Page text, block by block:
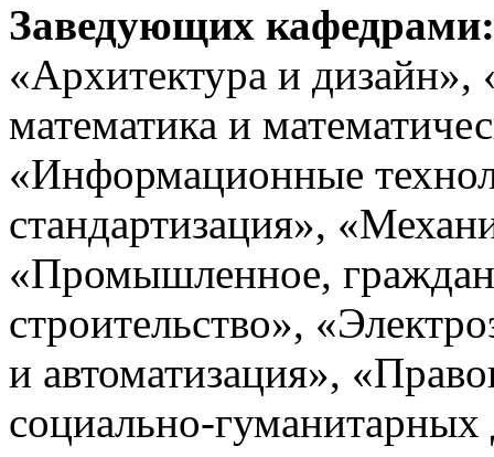
Заведующих кафедрами:
«Архитектура и
математика и
«Информационные
стандартизация»,
«Промышленное,
строительство»,
и автоматизация»,
социально-